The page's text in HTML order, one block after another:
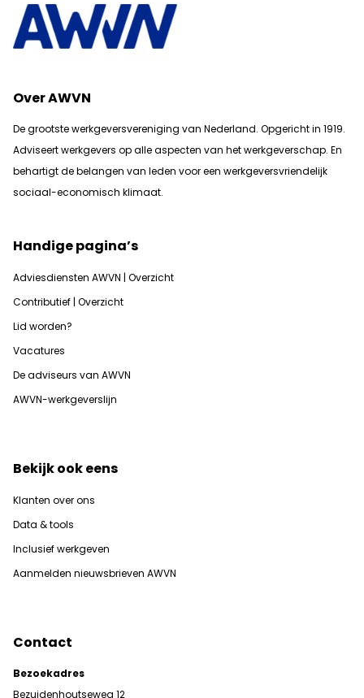
Over AWVN
De grootste werkgeversvereniging van Nederland. Opgericht in 1919.
Adviseert werkgevers op alle aspecten van het werkgeverschap. En
behartigt de belangen van leden voor een werkgeversvriendelijk
sociaal-economisch klimaat.
Handige pagina’s
Adviesdiensten AWVN | Overzicht
Contributief | Overzicht
Lid worden?
Vacatures
De adviseurs van AWVN
AWVN-werkgeverslijn
Bekijk ook eens
Klanten over ons
Data & tools
Inclusief werkgeven
Aanmelden nieuwsbrieven AWVN
Contact
Bezoekadres
Bezuidenhoutseweg 12